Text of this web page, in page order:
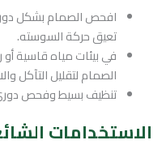
افحص الصمام بشكل
تعيق حركة السوسته.
في بيئات مياه قاسية أو
الصمام لتقليل التآكل
تنظيف بسيط وفحص
الاستخدامات